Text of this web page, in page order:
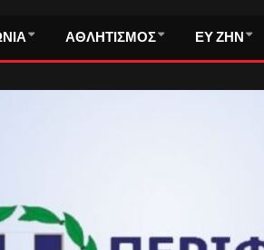
ΑΘΛΗΤΙΣΜΟΣ ΕΥ ΖΗΝ